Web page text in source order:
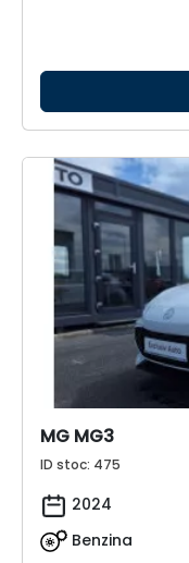
MG MG3
ID stoc: 475
2024
Benzina